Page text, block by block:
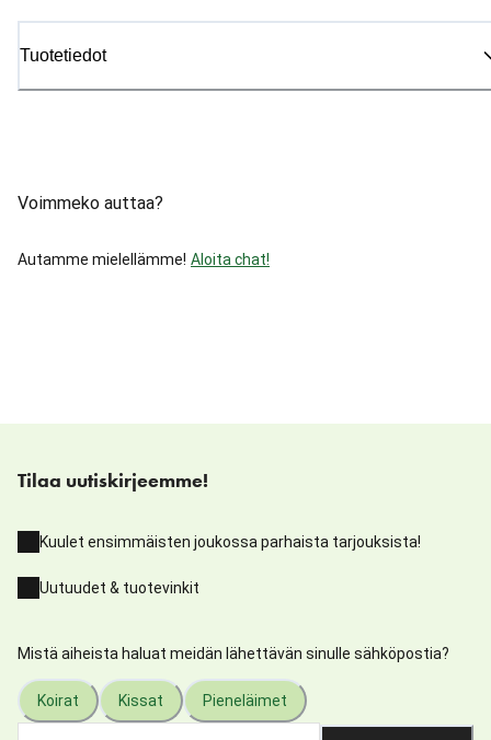
Tuotetiedot
Voimmeko auttaa?
Autamme mielellämme! Aloita chat!
Tilaa uutiskirjeemme!
Kuulet ensimmäisten joukossa parhaista tarjouksista!
Uutuudet & tuotevinkit
Mistä aiheista haluat meidän lähettävän sinulle sähköpostia?
Koirat Kissat Pieneläimet